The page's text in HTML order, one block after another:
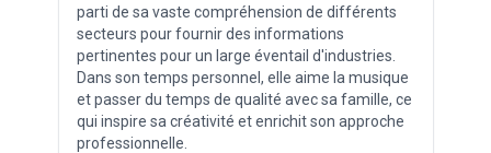
parti de sa vaste compréhension de différents
secteurs pour fournir des informations
pertinentes pour un large éventail d'industries.
Dans son temps personnel, elle aime la musique
et passer du temps de qualité avec sa famille, ce
qui inspire sa créativité et enrichit son approche
professionnelle.